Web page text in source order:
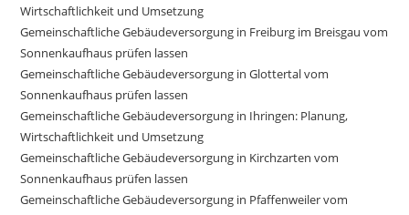
Wirtschaftlichkeit und Umsetzung
Gemeinschaftliche Gebäudeversorgung in Freiburg im Breisgau vom
Sonnenkaufhaus prüfen lassen
Gemeinschaftliche Gebäudeversorgung in Glottertal vom
Sonnenkaufhaus prüfen lassen
Gemeinschaftliche Gebäudeversorgung in Ihringen: Planung,
Wirtschaftlichkeit und Umsetzung
Gemeinschaftliche Gebäudeversorgung in Kirchzarten vom
Sonnenkaufhaus prüfen lassen
Gemeinschaftliche Gebäudeversorgung in Pfaffenweiler vom